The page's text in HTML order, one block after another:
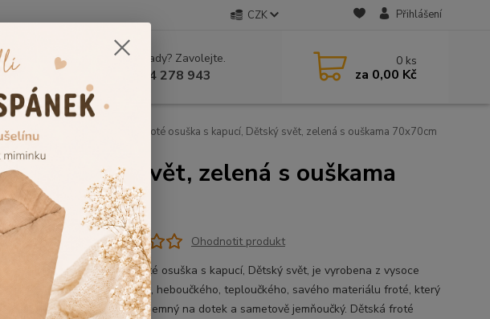
CZK Přihlášení
Nevíte si rady? Zavolejte.
+420 604 278 943
0 ks
za 0,00 Kč
osušky s kapucí Dětská froté osuška s kapucí, Dětský svět, zelená s ouškama 70x70cm
Dětský svět, zelená s ouškama
Ohodnotit produkt
Dětská froté osuška s kapucí, Dětský svět, je vyrobena z vysoce
příjemného, heboučkého, teploučkého, savého materiálu froté, který
je velmi příjemný na dotek a sametově jemňoučký. Dětská froté